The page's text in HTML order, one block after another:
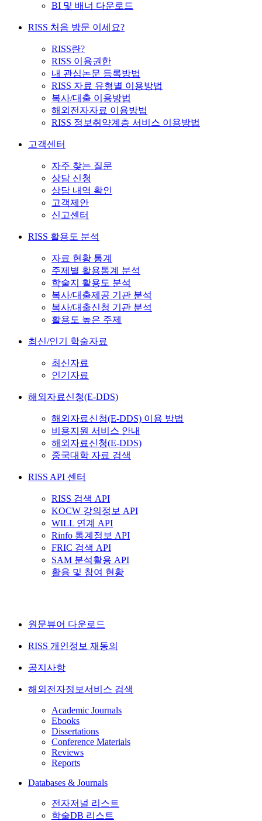
BI 및 배너 다운로드
RISS 처음 방문 이세요?
RISS란?
RISS 이용권한
내 관심논문 등록방법
RISS 자료 유형별 이용방법
복사/대출 이용방법
해외전자자료 이용방법
RISS 정보취약계층 서비스 이용방법
고객센터
자주 찾는 질문
상담 신청
상담 내역 확인
고객제안
신고센터
RISS 활용도 분석
자료 현황 통계
주제별 활용통계 분석
학술지 활용도 분석
복사/대출제공 기관 분석
복사/대출신청 기관 분석
활용도 높은 주제
최신/인기 학술자료
최신자료
인기자료
해외자료신청(E-DDS)
해외자료신청(E-DDS) 이용 방법
비용지원 서비스 안내
해외자료신청(E-DDS)
중국대학 자료 검색
RISS API 센터
RISS 검색 API
KOCW 강의정보 API
WILL 연계 API
Rinfo 통계정보 API
FRIC 검색 API
SAM 분석활용 API
활용 및 참여 현황
원문뷰어 다운로드
RISS 개인정보 재동의
공지사항
해외전자정보서비스 검색
Academic Journals
Ebooks
Dissertations
Conference Materials
Reviews
Reports
Databases & Journals
전자저널 리스트
학술DB 리스트